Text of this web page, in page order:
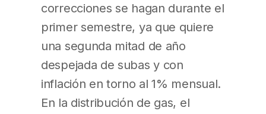
correcciones se hagan durante el
primer semestre, ya que quiere
una segunda mitad de año
despejada de subas y con
inflación en torno al 1% mensual.
En la distribución de gas, el